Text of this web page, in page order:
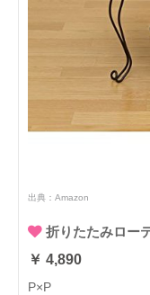
出典： Amazon
折りたたみロー
￥ 4,890
P×P